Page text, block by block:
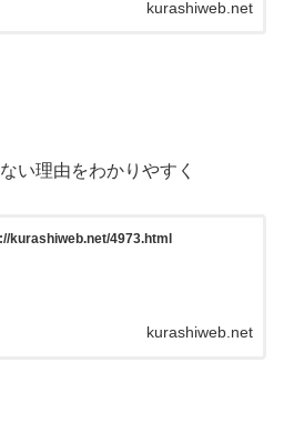
kurashiweb.net
い理由をわかりやすく
kurashiweb.net/4973.html
kurashiweb.net